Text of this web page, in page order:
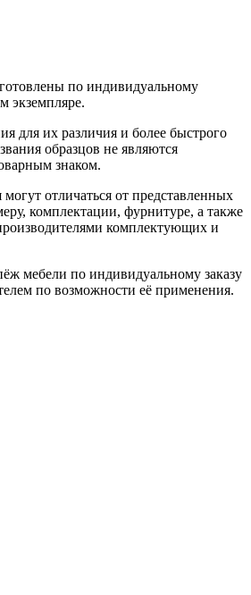
по индивидуальному
экземпляре.
для их различия и более быстрого
образцов не являются
знаком.
отличаться от представленных
комплектации, фурнитуре, а также
комплектующих и
мебели по индивидуальному заказу
по возможности её применения.